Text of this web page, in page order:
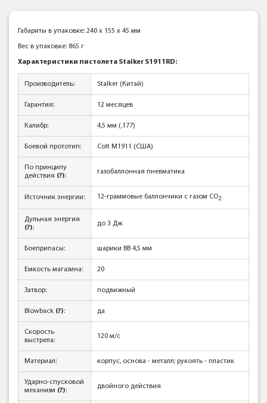
Габариты в упаковке: 240 x 155 x 45 мм
Вес в упаковке: 865 г
Характеристики пистолета Stalker S1911RD:
Производитель: Stalker (Китай)
Гарантия: 12 месяцев
Калибр: 4,5 мм (.177)
Боевой прототип: Colt M1911 (США)
По принципу
действия (?):
газобаллонная пневматика
Источник энергии: 12-граммовые баллончики с газом CO2
Дульная энергия
(?):
до 3 Дж
Боеприпасы: шарики BB 4,5 мм
Емкость магазина: 20
Затвор: подвижный
Blowback (?): да
Скорость
выстрела:
120 м/с
Материал: корпус, основа - металл; рукоять - пластик
Ударно-спусковой
механизм (?):
двойного действия